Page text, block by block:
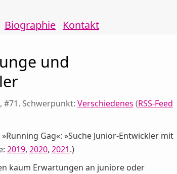
Biographie Kontakt
und
#71. Schwerpunkt: Verschiedenes (RSS-Feed
Gag«: »Suche Junior-Entwickler mit
2019, 2020, 2021.)
kaum Erwartungen an juniore oder